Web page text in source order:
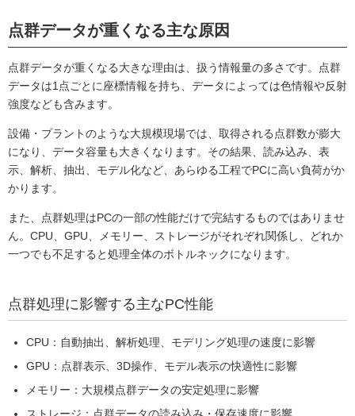
点群データが重くなる主な原因
点群データが重くなる大きな理由は、扱う情報量の多さです。点群
データは1点ごとに座標情報を持ち、データによっては色情報や反射
強度なども含みます。
設備・プラントのような大規模現場では、取得される点群数が膨大
になり、データ容量も大きくなります。その結果、読み込み、表
示、解析、抽出、モデル化など、あらゆる工程でPCに高い負荷がか
かります。
また、点群処理はPCの一部の性能だけで完結するものではありませ
ん。CPU、GPU、メモリー、ストレージがそれぞれ関係し、どれか
一つでも不足すると処理全体のボトルネックになります。
点群処理に影響する主なPC性能
CPU：自動抽出、解析処理、モデリング処理の速度に影響
GPU：点群表示、3D操作、モデル表示の快適性に影響
メモリー：大規模点群データの安定処理に影響